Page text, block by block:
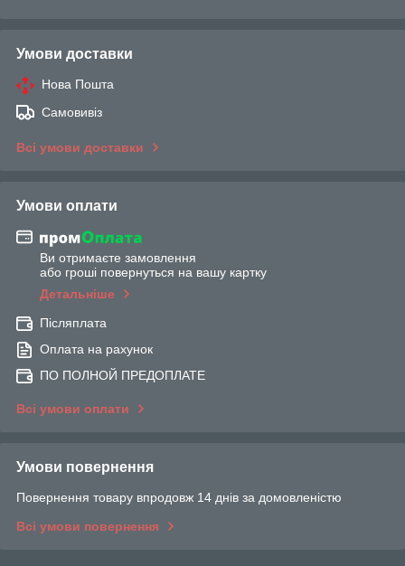
Умови доставки
Нова Пошта
Самовивіз
Всі умови доставки
Умови оплати
Ви отримаєте замовлення
або гроші повернуться на вашу картку
Детальніше
Післяплата
Оплата на рахунок
ПО ПОЛНОЙ ПРЕДОПЛАТЕ
Всі умови оплати
Умови повернення
Повернення товару впродовж 14 днів за домовленістю
Всі умови повернення